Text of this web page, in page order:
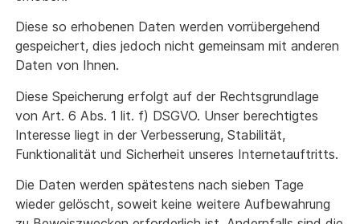
Diese so erhobenen Daten werden vorrübergehend
gespeichert, dies jedoch nicht gemeinsam mit anderen
Daten von Ihnen.
Diese Speicherung erfolgt auf der Rechtsgrundlage
von Art. 6 Abs. 1 lit. f) DSGVO. Unser berechtigtes
Interesse liegt in der Verbesserung, Stabilität,
Funktionalität und Sicherheit unseres Internetauftritts.
Die Daten werden spätestens nach sieben Tage
wieder gelöscht, soweit keine weitere Aufbewahrung